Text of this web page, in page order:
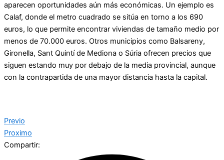
aparecen oportunidades aún más económicas. Un ejemplo es
Calaf, donde el metro cuadrado se sitúa en torno a los 690
euros, lo que permite encontrar viviendas de tamaño medio por
menos de 70.000 euros. Otros municipios como Balsareny,
Gironella, Sant Quintí de Mediona o Súria ofrecen precios que
siguen estando muy por debajo de la media provincial, aunque
con la contrapartida de una mayor distancia hasta la capital.
Previo
Proximo
Compartir: